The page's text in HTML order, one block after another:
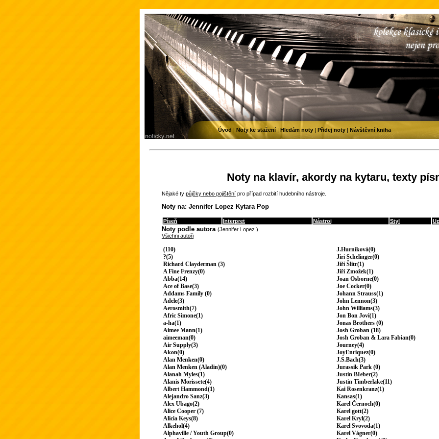
Noty na klavír, akordy na kytaru, texty
Nějaké ty půjčky nebo pojištění pro případ rozbití hudebního nástroje.
Noty na: Jennifer Lopez Kytara Pop
Píseň Interpret Nástroj Styl
Noty podle autora (Jennifer Lopez )
Všichni autoři
(110)
?(5)
Richard Clayderman (3)
A Fine Frenzy(0)
Abba(14)
Ace of Base(3)
Addams Family (0)
Adele(3)
Aerosmith(7)
Afric Simone(1)
a-ha(1)
Aimee Mann(1)
aimeeman(0)
Air Supply(3)
Akon(0)
Alan Menken(0)
Alan Menken (Aladin)(0)
Alanah Myles(1)
Alanis Morissete(4)
Albert Hammond(1)
Alejandro Sanz(3)
Alex Ubago(2)
Alice Cooper (7)
Alicia Keys(8)
Alkehol(4)
Alphaville / Youth Group(0)
J.Hurníková(0)
Jiri Schelinger(0)
Jiří Šlitr(1)
Jiří Zmožek(1)
Joan Osborne(0)
Joe Cocker(0)
Johann Strauss(1)
John Lennon(3)
John Williams(3)
Jon Bon Jovi(1)
Jonas Brothers (0)
Josh Groban (18)
Josh Groban & Lara Fabian(0)
Journey(4)
JoyEnriquez(0)
J.S.Bach(3)
Jurassik Park (0)
Justin BIeber(2)
Justin Timberlake(11)
Kai Rosenkranz(1)
Kansas(1)
Karel Černoch(0)
Karel gott(2)
Karel Kryl(2)
Karel Svovoda(1)
Karel Vágner(0)
Úvod | Noty ke stažení| Hledám noty | Přidej noty | Návštěvní kniha